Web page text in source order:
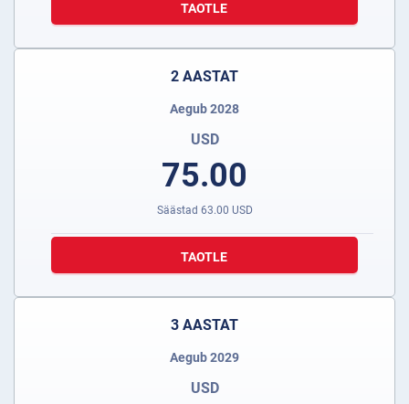
TAOTLE
2 AASTAT
Aegub 2028
USD
75.00
Säästad 63.00 USD
TAOTLE
3 AASTAT
Aegub 2029
USD